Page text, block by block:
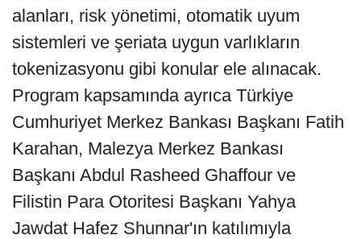
alanları, risk yönetimi, otomatik uyum
sistemleri ve şeriata uygun varlıkların
tokenizasyonu gibi konular ele alınacak.
Program kapsamında ayrıca Türkiye
Cumhuriyet Merkez Bankası Başkanı Fatih
Karahan, Malezya Merkez Bankası
Başkanı Abdul Rasheed Ghaffour ve
Filistin Para Otoritesi Başkanı Yahya
Jawdat Hafez Shunnar'ın katılımıyla